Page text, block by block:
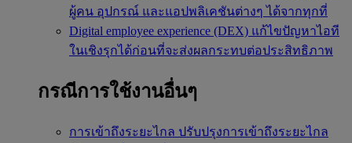
ผู้คน อุปกรณ์ และแอปพลิเคชันต่างๆ ได้จากทุกที่
Digital employee experience (DEX) แก้ไขปัญหาไอที
ในเชิงรุกได้ก่อนที่จะส่งผลกระทบต่อประสิทธิภาพ
กรณีการใช้งานอื่นๆ
การเข้าถึงระยะไกล ปรับปรุงการเข้าถึงระยะไกล